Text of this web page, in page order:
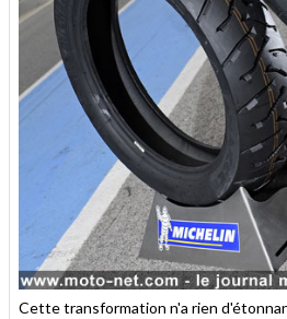
Cette transformation n'a rien